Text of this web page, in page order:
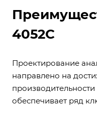
4052C
Проектирование
направлено на
обеспечивает ряд